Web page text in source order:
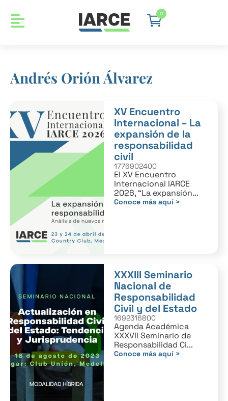
0
Andrés Orión Álvarez
XV Encuentro
Internacional – La
expansión de la
responsabilidad
civil
1776902400
El XV Encuentro
Internacional IARCE
2026, “La expansión...
Conoce más aquí >
XXXIII Seminario
Nacional de
Responsabilidad
Civil y del Estado
1692316800
Agenda Académica
XXXVII Seminario de
Responsabilidad Ci...
Conoce más aquí >